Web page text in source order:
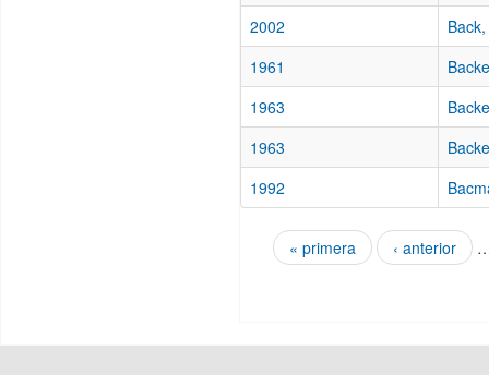
2002
1961
1963
1963
1992
Páginas
« primera ‹ anterior